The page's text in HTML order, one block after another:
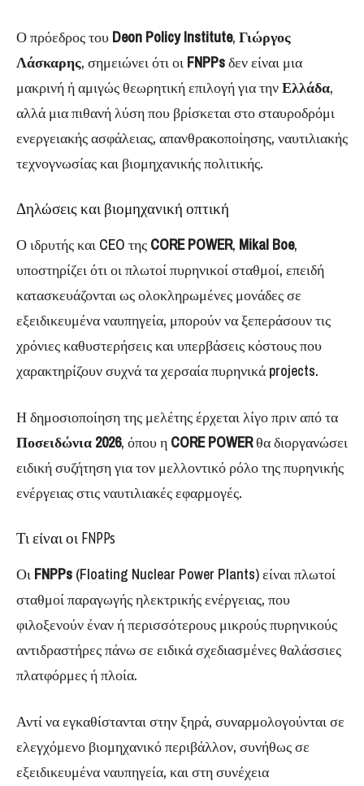
Ο πρόεδρος του Deon Policy Institute, Γιώργος
Λάσκαρης, σημειώνει ότι οι FNPPsδεν είναι μια
μακρινή ή αμιγώς θεωρητική επιλογή για τηνΕλλάδα,
αλλά μια πιθανή λύση που βρίσκεται στο σταυροδρόμι
ενεργειακής ασφάλειας, απανθρακοποίησης, ναυτιλιακής
τεχνογνωσίας και βιομηχανικής πολιτικής.
Δηλώσεις και βιομηχανική οπτική
Ο ιδρυτής και CEO της CORE POWER, Mikal Boe,
υποστηρίζει ότι οι πλωτοί πυρηνικοί σταθμοί, επειδή
κατασκευάζονται ως ολοκληρωμένες μονάδες σε
εξειδικευμένα ναυπηγεία, μπορούν να ξεπεράσουν τις
χρόνιες καθυστερήσεις και υπερβάσεις κόστους που
χαρακτηρίζουν συχνά τα χερσαία πυρηνικά projects.
Η δημοσιοποίηση της μελέτης έρχεται λίγο πριν από τα
Ποσειδώνια 2026, όπου η CORE POWERθα διοργανώσει
ειδική συζήτηση για τον μελλοντικό ρόλο της πυρηνικής
ενέργειας στις ναυτιλιακές εφαρμογές.
Τι είναι οι FNPPs
Οι FNPPs (Floating Nuclear Power Plants) είναι πλωτοί
σταθμοί παραγωγής ηλεκτρικής ενέργειας, που
φιλοξενούν έναν ή περισσότερους μικρούς πυρηνικούς
αντιδραστήρες πάνω σε ειδικά σχεδιασμένες θαλάσσιες
πλατφόρμες ή πλοία.
Αντί να εγκαθίστανται στην ξηρά, συναρμολογούνται σε
ελεγχόμενο βιομηχανικό περιβάλλον, συνήθως σε
εξειδικευμένα ναυπηγεία, και στη συνέχεια